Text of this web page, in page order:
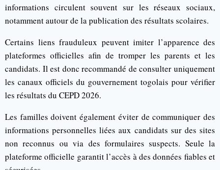
informations circulent souvent sur les réseaux sociaux,
notamment autour de la publication des résultats scolaires.
Certains liens frauduleux peuvent imiter l’apparence des
plateformes officielles afin de tromper les parents et les
candidats. Il est donc recommandé de consulter uniquement
les canaux officiels du gouvernement togolais pour vérifier
les résultats du CEPD 2026.
Les familles doivent également éviter de communiquer des
informations personnelles liées aux candidats sur des sites
non reconnus ou via des formulaires suspects. Seule la
plateforme officielle garantit l’accès à des données fiables et